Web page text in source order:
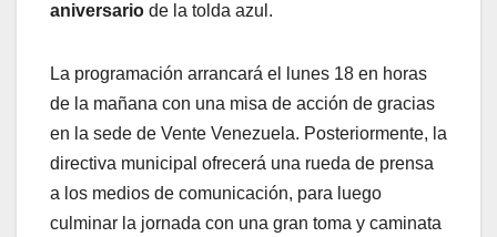
aniversario de la tolda azul.
​La programación arrancará el lunes 18 en horas
de la mañana con una misa de acción de gracias
en la sede de Vente Venezuela. Posteriormente, la
directiva municipal ofrecerá una rueda de prensa
a los medios de comunicación, para luego
culminar la jornada con una gran toma y caminata